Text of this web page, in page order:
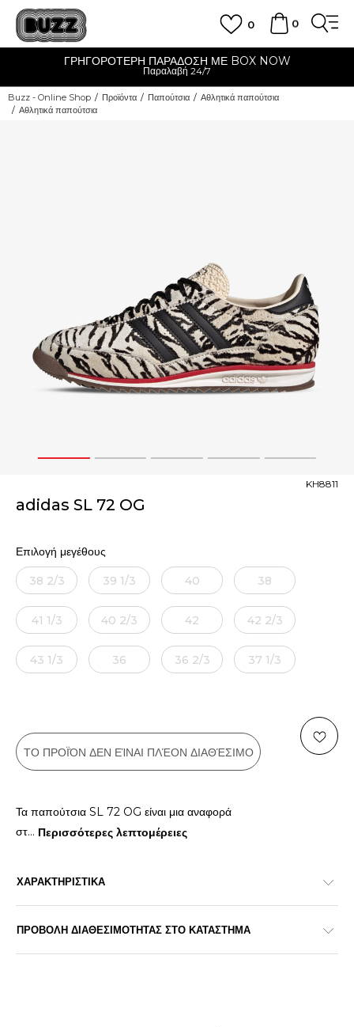
0
0
ΓΡΗΓΟΡΟΤΕΡΗ ΠΑΡΑΔΟΣΗ ΜΕ BOX NOW
Παραλαβή 24/7
Buzz - Online Shop Προϊόντα Παπούτσια
Αθλητικά παπούτσια
Αθλητικά παπούτσια
1 2 3 4 5
adidas SL 72 OG
KH8811
Επιλογή μεγέθους
38 2/3 39 1/3 40 38
41 1/3 40 2/3 42 42 2/3
43 1/3 36 36 2/3 37 1/3
ΤΟ ΠΡΟΪΌΝ ΔΕΝ ΕΊΝΑΙ ΠΛΈΟΝ ΔΙΑΘΈΣΙΜΟ
Τα παπούτσια SL 72 OG είναι μια αναφορά
στ... Περισσότερες λεπτομέρειες
ΧΑΡΑΚΤΗΡΙΣΤΙΚΑ
ΠΡΟΒΟΛΗ ΔΙΑΘΕΣΙΜΟΤΗΤΑΣ ΣΤΟ ΚΑΤΑΣΤΗΜΑ